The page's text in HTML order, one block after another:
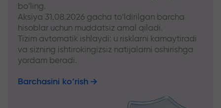
bo‘ling.
Aksiya 31.08.2026 gacha to‘ldirilgan barcha
hisoblar uchun muddatsiz amal qiladi.
Tizim avtomatik ishlaydi: u risklarni kamaytiradi
va sizning ishtirokingizsiz natijalarni oshirishga
yordam beradi.
Barchasini ko‘rish